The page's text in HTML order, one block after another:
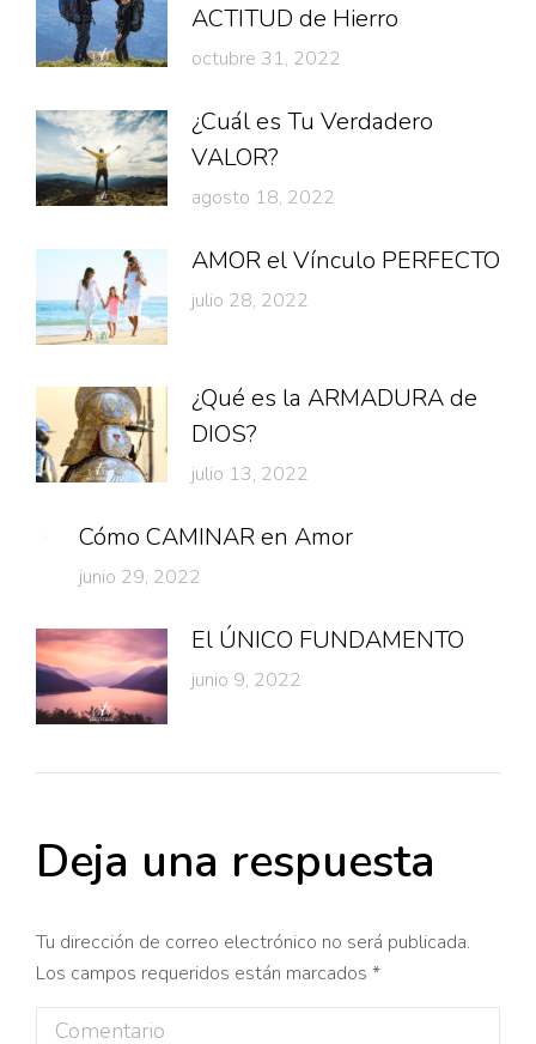
ACTITUD de Hierro
octubre 31, 2022
¿Cuál es Tu Verdadero
VALOR?
agosto 18, 2022
AMOR el Vínculo PERFECTO
julio 28, 2022
¿Qué es la ARMADURA de
DIOS?
julio 13, 2022
Cómo CAMINAR en Amor
junio 29, 2022
El ÚNICO FUNDAMENTO
junio 9, 2022
Deja una respuesta
Tu dirección de correo electrónico no será publicada.
Los campos requeridos están marcados *
Comentario